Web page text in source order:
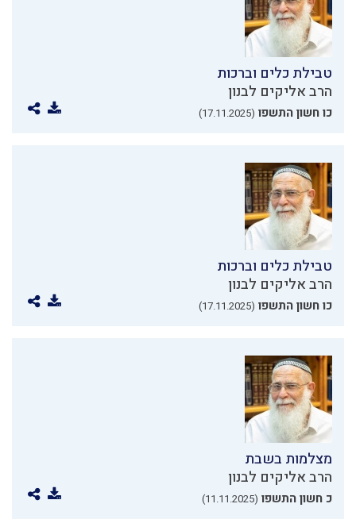
טבילת כלים וברכות
הרב אליקים לבנון
כו חשון התשפו (17.11.2025)
טבילת כלים וברכות
הרב אליקים לבנון
כו חשון התשפו (17.11.2025)
מצלמות בשבת
הרב אליקים לבנון
כ חשון התשפו (11.11.2025)